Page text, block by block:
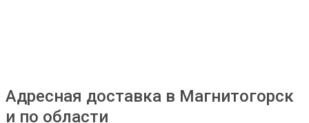
Адресная доставка в Магнитогорск
и по области